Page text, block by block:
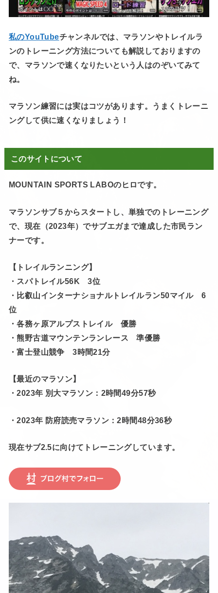
私のYouTubeチャンネルでは、マラソンやトレイルラ
ンのトレーニング方法についても解説しておりますの
で、マラソンで速くなりたいという人はのぞいてみて
ね。
マラソン練習には実はコツがあります。うまくトレーニ
ングして供に速くなりましょう！
このサイトについて
MOUNTAIN SPORTS LABOのヒロです。
マラソンサブ５からスタートし、単独でのトレーニング
で、現在（2023年）でサブエガまで達成した市民ラン
ナーです。
【トレイルランニング】
・スパトレイル56K 3位
・比叡山インターナショナルトレイルラン50マイル 6
位
・各務ヶ原アルプストレイル 優勝
・熊野古道マウンテンランレース 準優勝
・富士登山競争 3時間21分
【最近のマラソン】
・2023年 別大マラソン：2時間49分57秒
・2023年 防府読売マラソン：2時間48分36秒
現在サブ2.5に向けてトレーニングしています。